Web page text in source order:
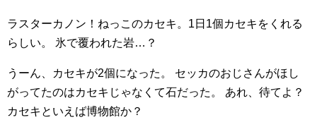
ラスターカノン！ねっこのカセキ。1日1個カセキをくれる
らしい。
氷で覆われた岩…？
うーん、カセキが2個になった。
セッカのおじさんがほし
がってたのはカセキじゃなくて石だった。
あれ、待てよ？
カセキといえば博物館か？